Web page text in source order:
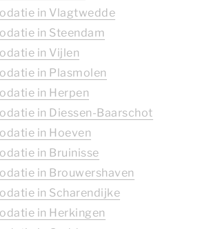
in Vlagtwedde
in Steendam
in Vijlen
in Plasmolen
in Herpen
in Diessen-Baarschot
in Hoeven
in Bruinisse
in Brouwershaven
in Scharendijke
in Herkingen